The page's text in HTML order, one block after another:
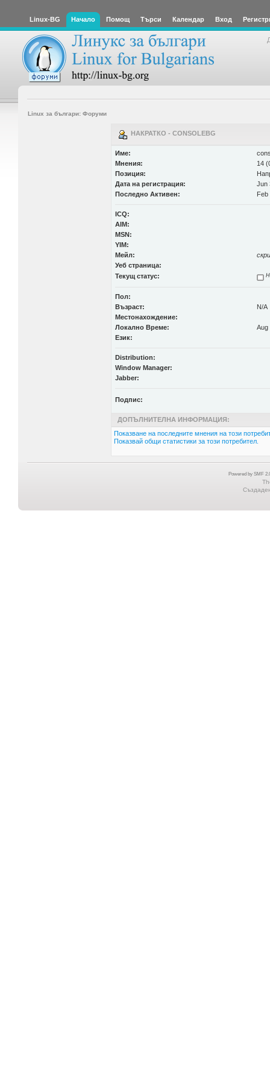
Linux-BG Начало Помощ Търси Календар Вход
Linux за българи: Форуми
НАКРАТКО - CONSOLEBG
Име:
Мнения:
14
Позиция:
Дата на регистрация:
Jun
Последно Активен:
Feb
ICQ:
AIM:
MSN:
YIM:
Мейл:
Уеб страница:
Текущ статус:
Пол:
Възраст:
N/A
Местонахождение:
Локално Време:
Aug
Език:
Distribution:
Window Manager:
Jabber:
Подпис:
ДОПЪЛНИТЕЛНА ИНФОРМАЦИЯ:
Показване на последните мнения на този
Показвай общи статистики за този потребител.
Powered by SMF